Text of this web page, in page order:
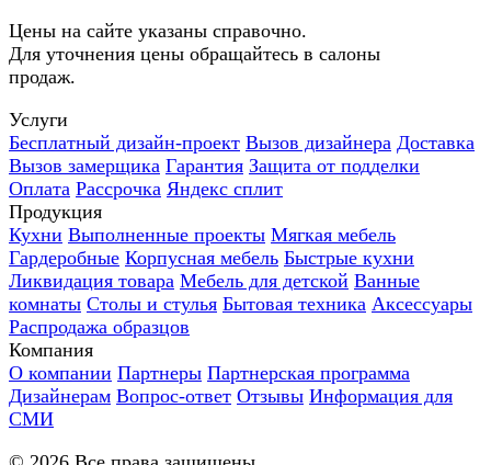
Цены на сайте указаны справочно.
Для уточнения цены обращайтесь в салоны
продаж.
Услуги
Бесплатный дизайн-проект Вызов дизайнера Доставка
Вызов замерщика Гарантия Защита от подделки
Оплата Рассрочка Яндекс сплит
Продукция
Кухни Выполненные проекты Мягкая мебель
Гардеробные Корпусная мебель Быстрые кухни
Ликвидация товара Мебель для детской Ванные
комнаты Столы и стулья Бытовая техника Аксессуары
Распродажа образцов
Компания
О компании Партнеры Партнерская программа
Дизайнерам Вопрос-ответ Отзывы Информация для
СМИ